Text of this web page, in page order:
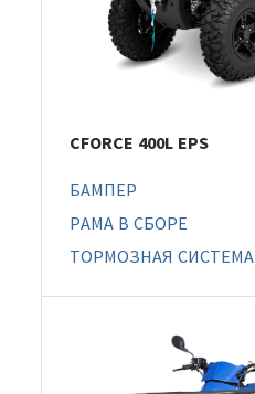
CFORCE 400L EPS
БАМПЕР
РАМА В СБОРЕ
ТОРМОЗНАЯ СИСТЕМА